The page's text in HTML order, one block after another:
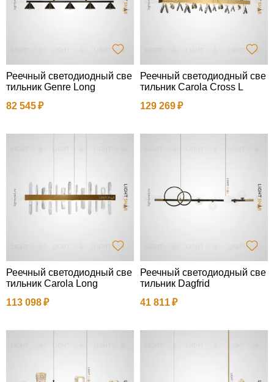
Реечный светодиодный све
тильник Genre Long
82 545
Реечный светодиодный све
тильник Carola Cross L
129 269
Реечный светодиодный све
тильник Carola Long
113 098
Реечный светодиодный све
тильник Dagfrid
41 811